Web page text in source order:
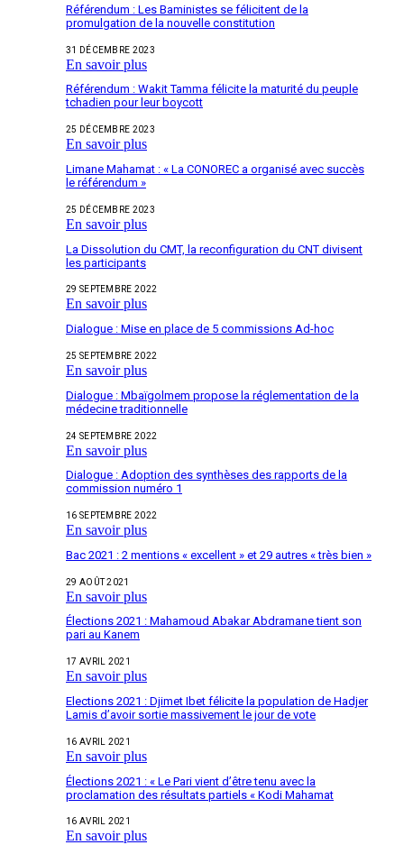
Référendum : Les Baministes se félicitent de la
promulgation de la nouvelle constitution
31 DÉCEMBRE 2023
En savoir plus
Référendum : Wakit Tamma félicite la maturité du peuple
tchadien pour leur boycott
25 DÉCEMBRE 2023
En savoir plus
Limane Mahamat : « La CONOREC a organisé avec succès
le référendum »
25 DÉCEMBRE 2023
En savoir plus
La Dissolution du CMT, la reconfiguration du CNT divisent
les participants
29 SEPTEMBRE 2022
En savoir plus
Dialogue : Mise en place de 5 commissions Ad-hoc
25 SEPTEMBRE 2022
En savoir plus
Dialogue : Mbaïgolmem propose la réglementation de la
médecine traditionnelle
24 SEPTEMBRE 2022
En savoir plus
Dialogue : Adoption des synthèses des rapports de la
commission numéro 1
16 SEPTEMBRE 2022
En savoir plus
Bac 2021 : 2 mentions « excellent » et 29 autres « très bien »
29 AOÛT 2021
En savoir plus
Élections 2021 : Mahamoud Abakar Abdramane tient son
pari au Kanem
17 AVRIL 2021
En savoir plus
Elections 2021 : Djimet Ibet félicite la population de Hadjer
Lamis d’avoir sortie massivement le jour de vote
16 AVRIL 2021
En savoir plus
Élections 2021 : « Le Pari vient d’être tenu avec la
proclamation des résultats partiels « Kodi Mahamat
16 AVRIL 2021
En savoir plus